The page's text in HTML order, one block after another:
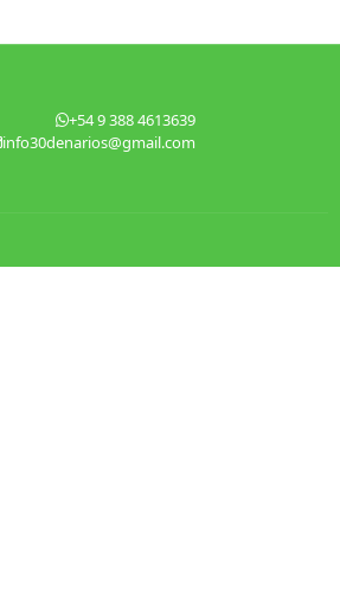
+54 9 388 4613639
info30denarios@gmail.com